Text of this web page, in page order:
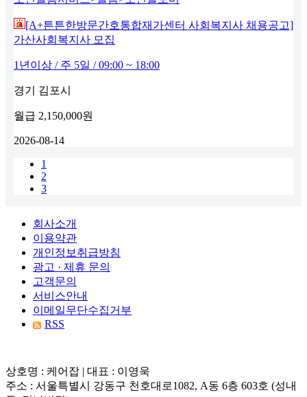
[A+튼튼한방문간호통합재가센터 사회복지사 채용공고]
가산사회복지사 모집
1년이상 / 주 5일 / 09:00 ~ 18:00
경기 김포시
월급 2,150,000원
2026-08-14
1
2
3
회사소개
이용약관
개인정보취급방침
광고 · 제휴 문의
고객문의
서비스안내
이메일무단수집거부
RSS
상호명 : 케어잡 | 대표 : 이영욱
주소 : 서울특별시 강동구 천호대로1082, A동 6층 603호 (성내